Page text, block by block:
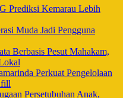
Prediksi Kemarau Lebih
Muda Jadi Pengguna
Berbasis Pesut Mahakam,
Perkuat Pengelolaan
Persetubuhan Anak,